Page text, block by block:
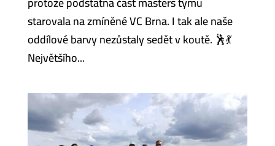
starovala na zmíněné VC Brna. I tak ale naše
oddílové barvy nezůstaly sedět v koutě. 🕺💃
Největšího...